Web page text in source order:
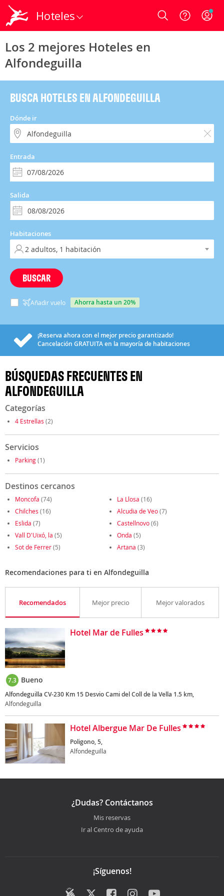
Hoteles Login
Los 2 mejores Hoteles en
Alfondeguilla
BUSCA HOTELES EN ALFONDEGUILLA
Dónde ir
Entrada
Salida
Habitaciones
BUSCAR
Añadir vuelo ahorra hasta un 20%
¡Reserva ahora con el mejor precio garantizado!
Cancelación GRATUITAen la mayoría de habitaciones
BÚSQUEDAS FRECUENTES EN
ALFONDEGUILLA
Categorías
4 Estrellas (2)
Servicios
Parking(1)
Destinos cercanos
Moncofa (74) La Llosa (16)
Chilches (16) Alcudia de Veo(7)
Eslida (7) Castellnovo(6)
Vall D'Uixó, la (5) Onda (5)
Sot de Ferrer(5) Artana (3)
Recomendaciones para ti en Alfondeguilla
Recomendados Mejor precio Mejor valorados
Hotel Mar de Fulles
7.3 Bueno
Alfondeguilla CV-230 Km 15 Desvio Cami del Coll de la Vella 1.5 km,
Alfondeguilla
Hotel Albergue Mar De Fulles
Poligono, 5,
Alfondeguilla
¿Dudas? Contáctanos
Mis reservas
Ir al Centro de ayuda
¡Síguenos!